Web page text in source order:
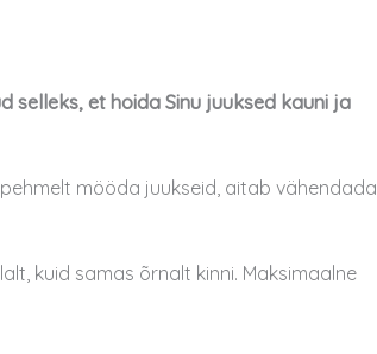
et hoida Sinu juuksed kauni ja
mööda juukseid, aitab vähendada
kuid samas õrnalt kinni. Maksimaalne